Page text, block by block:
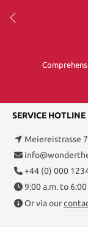
SERVICE HOTLINE
Meiereistrasse
+44 (0) 000
9:00 a.m. to
Or via our